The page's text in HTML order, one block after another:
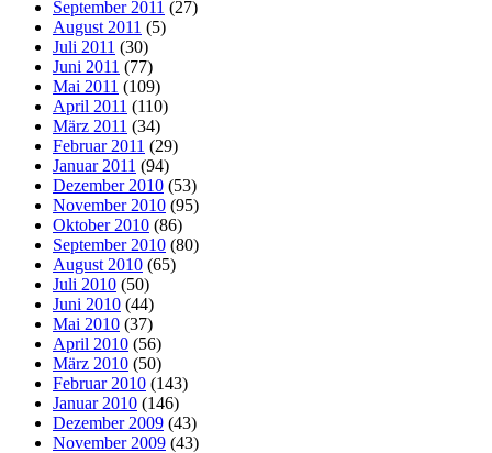
September 2011 (27)
August 2011 (5)
Juli 2011 (30)
Juni 2011 (77)
Mai 2011 (109)
April 2011 (110)
März 2011 (34)
Februar 2011 (29)
Januar 2011 (94)
Dezember 2010 (53)
November 2010 (95)
Oktober 2010 (86)
September 2010 (80)
August 2010 (65)
Juli 2010 (50)
Juni 2010 (44)
Mai 2010 (37)
April 2010 (56)
März 2010 (50)
Februar 2010 (143)
Januar 2010 (146)
Dezember 2009 (43)
November 2009 (43)